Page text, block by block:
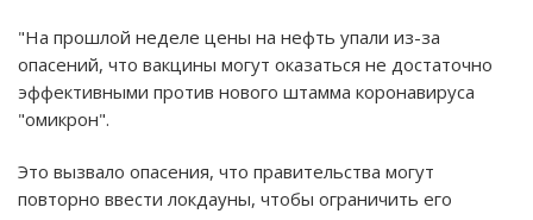
"На прошлой неделе цены на нефть упали из-за
опасений, что вакцины могут оказаться не достаточно
эффективными против нового штамма коронавируса
"омикрон".
Это вызвало опасения, что правительства могут
повторно ввести локдауны, чтобы ограничить его